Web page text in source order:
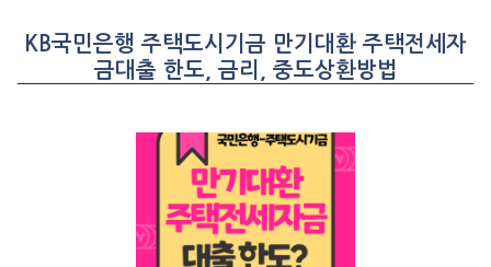
KB국민은행 주택도시기금 만기대환 주택전세자
금대출 한도, 금리, 중도상환방법